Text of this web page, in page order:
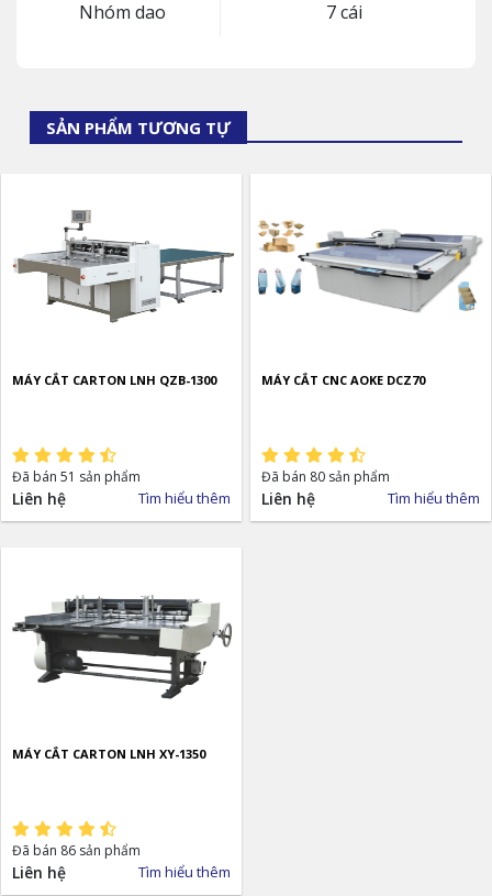
Nhóm dao 7 cái
SẢN PHẨM TƯƠNG TỰ
MÁY CẮT CARTON LNH QZB-1300
Đã bán 51 sản phẩm
Liên hệ Tìm hiểu thêm
MÁY CẮT CNC AOKE DCZ70
Đã bán 80 sản phẩm
Liên hệ Tìm hiểu thêm
MÁY CẮT CARTON LNH XY-1350
Đã bán 86 sản phẩm
Liên hệ Tìm hiểu thêm